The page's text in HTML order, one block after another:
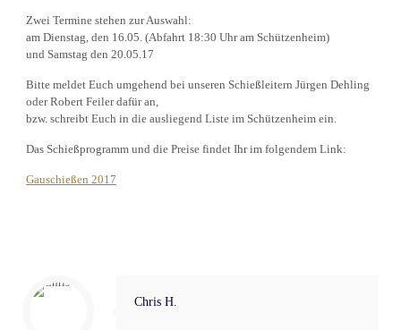
Zwei Termine stehen zur Auswahl:
am Dienstag, den 16.05. (Abfahrt 18:30 Uhr am Schützenheim)
und Samstag den 20.05.17
Bitte meldet Euch umgehend bei unseren Schießleitern Jürgen Dehling
oder Robert Feiler dafür an,
bzw. schreibt Euch in die ausliegend Liste im Schützenheim ein.
Das Schießprogramm und die Preise findet Ihr im folgendem Link:
Gauschießen 2017
Chris H.